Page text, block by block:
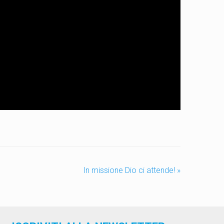
In missione Dio ci attende! »